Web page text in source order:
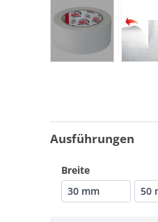
Ausführungen
Breite
30 mm
50